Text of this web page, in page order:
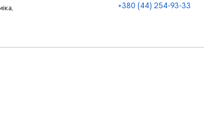
+380 (44) 254-93-33